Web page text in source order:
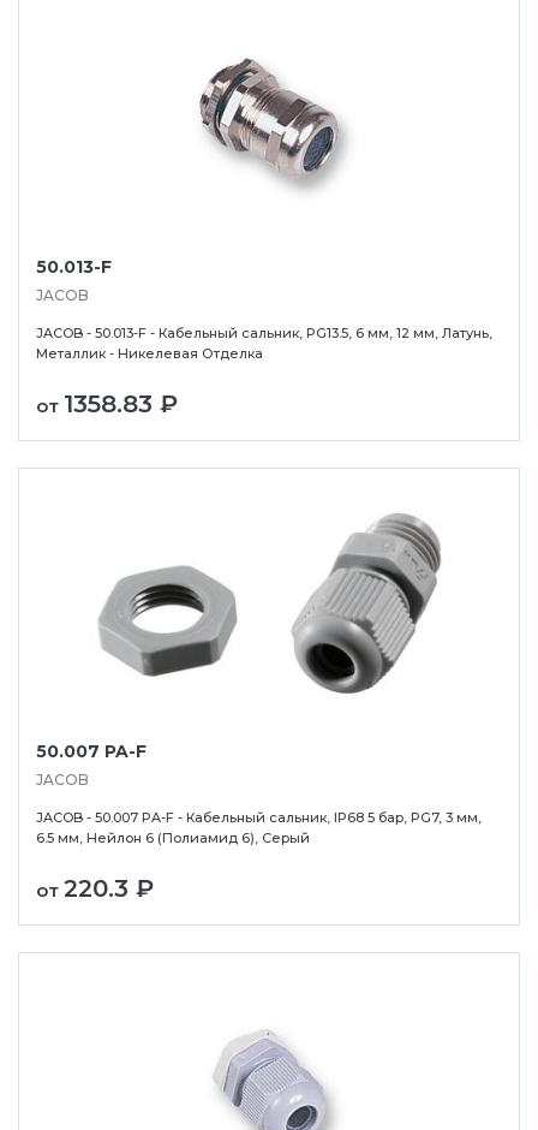
50.013-F
JACOB
JACOB - 50.013-F - Кабельный сальник, PG13.5, 6 мм, 12 мм, Латунь,
Металлик - Никелевая Отделка
от 1358.83 ₽
50.007 PA-F
JACOB
JACOB - 50.007 PA-F - Кабельный сальник, IP68 5 бар, PG7, 3 мм,
6.5 мм, Нейлон 6 (Полиамид 6), Серый
от 220.3 ₽